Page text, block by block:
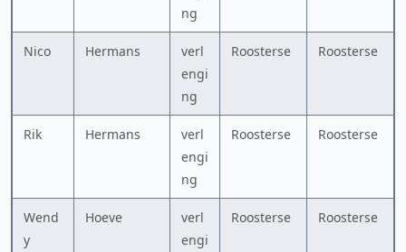
ng
Nico Hermans
verl
engi
ng
Roosterse Roosterse
Rik Hermans
verl
engi
ng
Roosterse Roosterse
Wend
y
Hoeve
verl
engi
Roosterse Roosterse